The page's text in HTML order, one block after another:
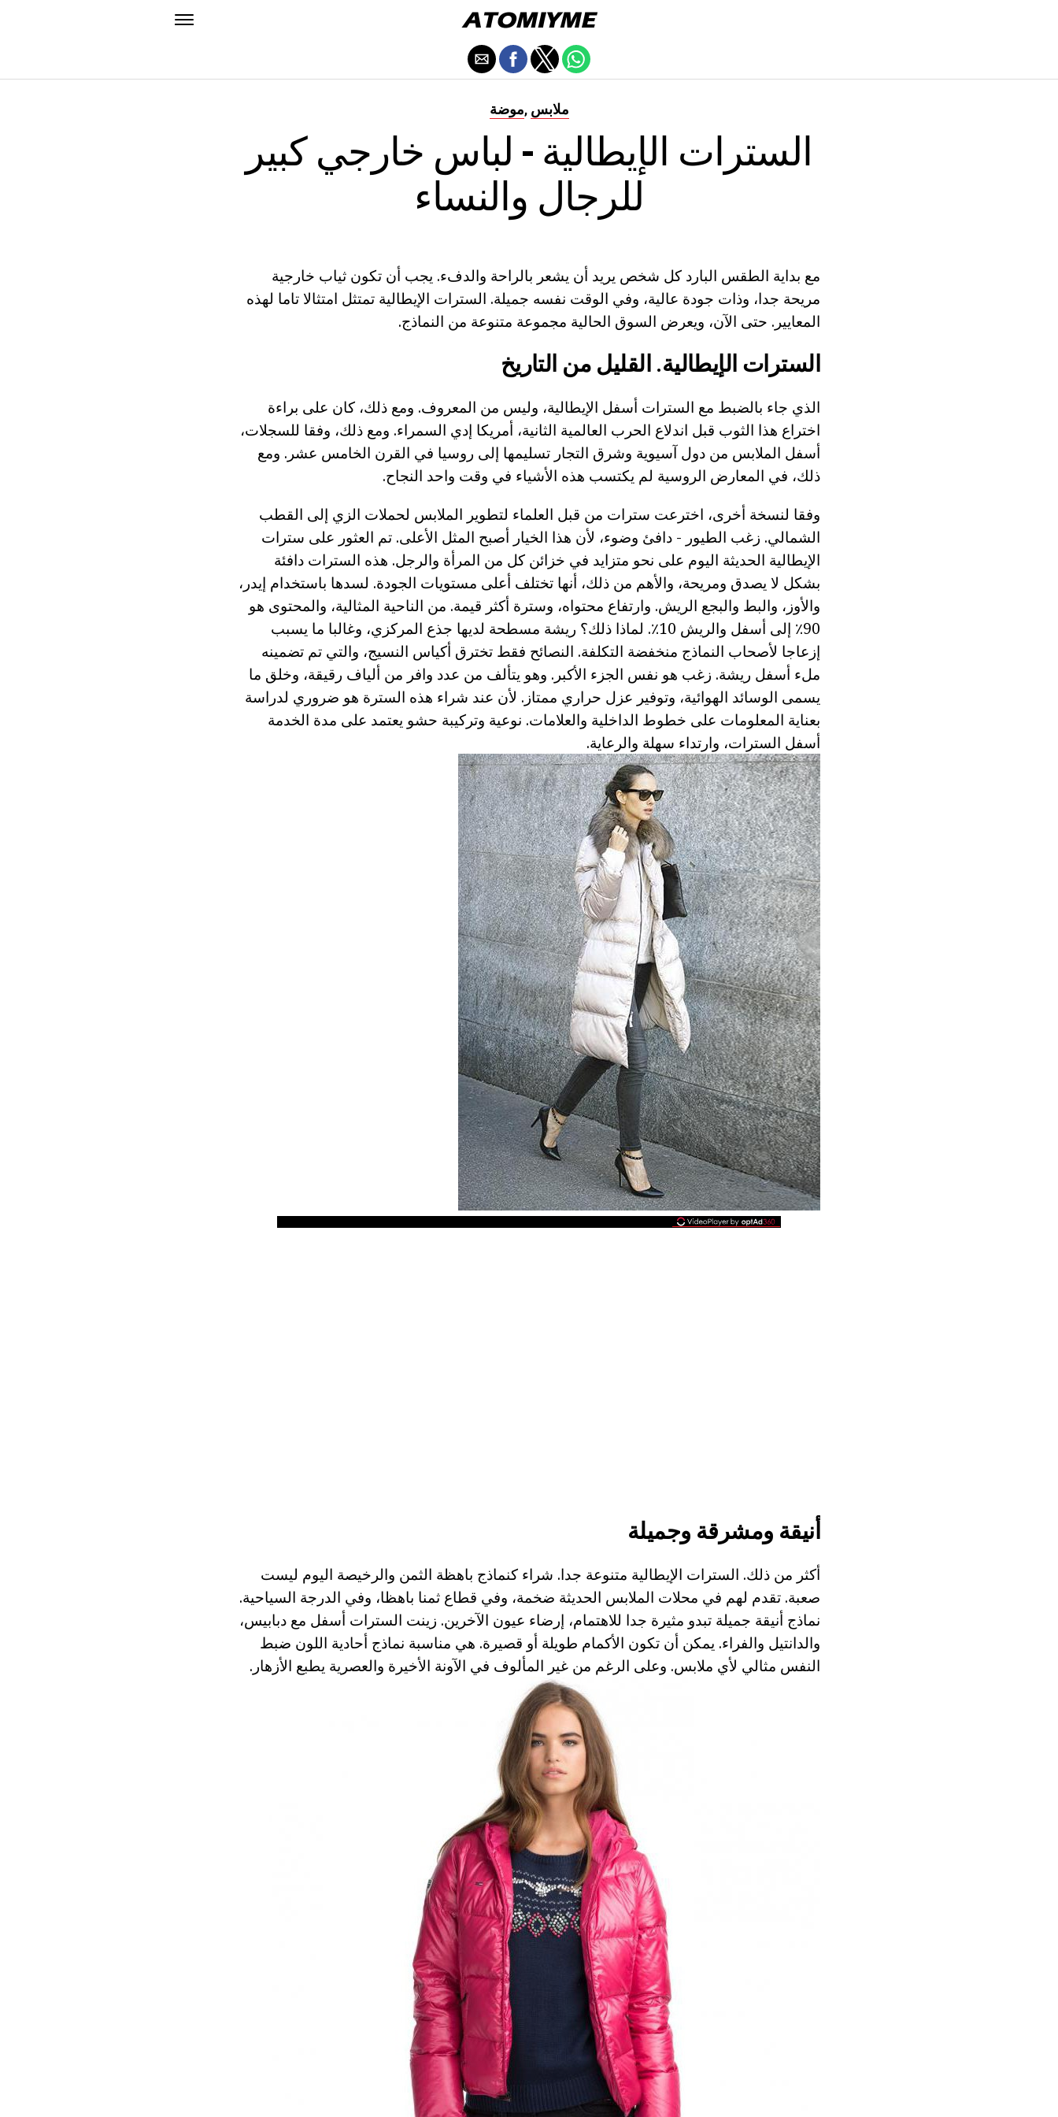
موضة, ملابس
السترات الإيطالية - لباس خارجي كبير
للرجال والنساء
مع بداية الطقس البارد كل شخص يريد أن يشعر بالراحة والدفء. يجب أن تكون ثياب خارجية
مريحة جدا، وذات جودة عالية، وفي الوقت نفسه جميلة. السترات الإيطالية تمتثل امتثالا تاما لهذه
المعايير. حتى الآن، ويعرض السوق الحالية مجموعة متنوعة من النماذج.
السترات الإيطالية. القليل من التاريخ
الذي جاء بالضبط مع السترات أسفل الإيطالية، وليس من المعروف. ومع ذلك، كان على براءة
اختراع هذا الثوب قبل اندلاع الحرب العالمية الثانية، أمريكا إدي السمراء. ومع ذلك، وفقا للسجلات،
أسفل الملابس من دول آسيوية وشرق التجار تسليمها إلى روسيا في القرن الخامس عشر. ومع
ذلك، في المعارض الروسية لم يكتسب هذه الأشياء في وقت واحد النجاح.
وفقا لنسخة أخرى، اخترعت سترات من قبل العلماء لتطوير الملابس لحملات الزي إلى القطب
الشمالي. زغب الطيور - دافئ وضوء، لأن هذا الخيار أصبح المثل الأعلى. تم العثور على سترات
الإيطالية الحديثة اليوم على نحو متزايد في خزائن كل من المرأة والرجل. هذه السترات دافئة
بشكل لا يصدق ومريحة، والأهم من ذلك، أنها تختلف أعلى مستويات الجودة. لسدها باستخدام إيدر،
والأوز، والبط والبجع الريش. وارتفاع محتواه، وسترة أكثر قيمة. من الناحية المثالية، والمحتوى هو
90٪ إلى أسفل والريش 10٪. لماذا ذلك؟ ريشة مسطحة لديها جذع المركزي، وغالبا ما يسبب
إزعاجا لأصحاب النماذج منخفضة التكلفة. النصائح فقط تخترق أكياس النسيج، والتي تم تضمينه
ملء أسفل ريشة. زغب هو نفس الجزء الأكبر. وهو يتألف من عدد وافر من ألياف رقيقة، وخلق ما
يسمى الوسائد الهوائية، وتوفير عزل حراري ممتاز. لأن عند شراء هذه السترة هو ضروري لدراسة
بعناية المعلومات على خطوط الداخلية والعلامات. نوعية وتركيبة حشو يعتمد على مدة الخدمة
أسفل السترات، وارتداء سهلة والرعاية.
أنيقة ومشرقة وجميلة
أكثر من ذلك. السترات الإيطالية متنوعة جدا. شراء كنماذج باهظة الثمن والرخيصة اليوم ليست
صعبة. تقدم لهم في محلات الملابس الحديثة ضخمة، وفي قطاع ثمنا باهظا، وفي الدرجة السياحية.
نماذج أنيقة جميلة تبدو مثيرة جدا للاهتمام، إرضاء عيون الآخرين. زينت السترات أسفل مع دبابيس،
والدانتيل والفراء. يمكن أن تكون الأكمام طويلة أو قصيرة. هي مناسبة نماذج أحادية اللون ضبط
النفس مثالي لأي ملابس. وعلى الرغم من غير المألوف في الآونة الأخيرة والعصرية يطبع الأزهار.